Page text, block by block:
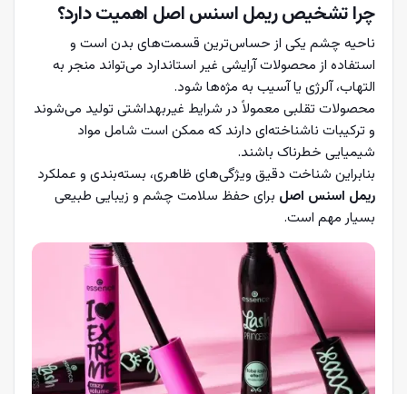
چرا تشخیص ریمل اسنس اصل اهمیت دارد؟
ناحیه چشم یکی از حساس‌ترین قسمت‌های بدن است و
استفاده از محصولات آرایشی غیر استاندارد می‌تواند منجر به
التهاب، آلرژی یا آسیب به مژه‌ها شود.
محصولات تقلبی معمولاً در شرایط غیربهداشتی تولید می‌شوند
و ترکیبات ناشناخته‌ای دارند که ممکن است شامل مواد
شیمیایی خطرناک باشند.
بنابراین شناخت دقیق ویژگی‌های ظاهری، بسته‌بندی و عملکرد
ریمل اسنس اصل برای حفظ سلامت چشم و زیبایی طبیعی
بسیار مهم است.